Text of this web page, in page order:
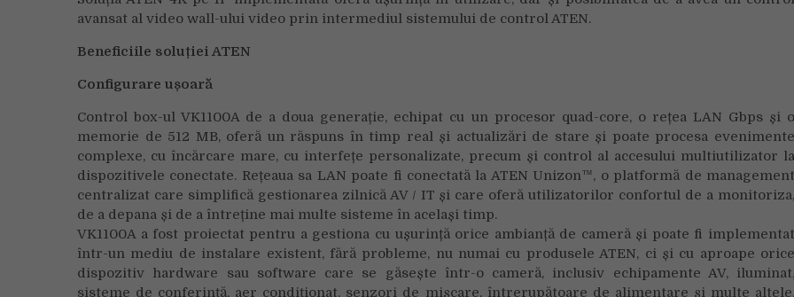
avansat al video wall-ului video prin intermediul sistemului de control ATEN.
Beneficiile soluției ATEN
Configurare ușoară
Control box-ul VK1100A de a doua generație, echipat cu un procesor quad-core, o rețea LAN Gbps și o
memorie de 512 MB, oferă un răspuns în timp real și actualizări de stare și poate procesa evenimente
complexe, cu încărcare mare, cu interfețe personalizate, precum și control al accesului multiutilizator la
dispozitivele conectate. Rețeaua sa LAN poate fi conectată la ATEN Unizon™, o platformă de management
centralizat care simplifică gestionarea zilnică AV / IT și care oferă utilizatorilor confortul de a monitoriza,
de a depana și de a întreține mai multe sisteme în același timp.
VK1100A a fost proiectat pentru a gestiona cu ușurință orice ambianță de cameră și poate fi implementat
într-un mediu de instalare existent, fără probleme, nu numai cu produsele ATEN, ci și cu aproape orice
dispozitiv hardware sau software care se găsește într-o cameră, inclusiv echipamente AV, iluminat,
sisteme de conferință, aer condiționat, senzori de mișcare, întrerupătoare de alimentare și multe altele.